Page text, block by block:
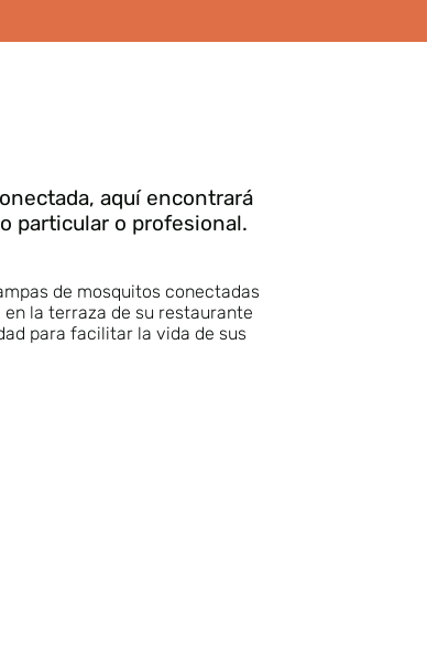
aquí encontrará
particular o profesional.
de mosquitos conectadas
la terraza de su restaurante
para facilitar la vida de sus